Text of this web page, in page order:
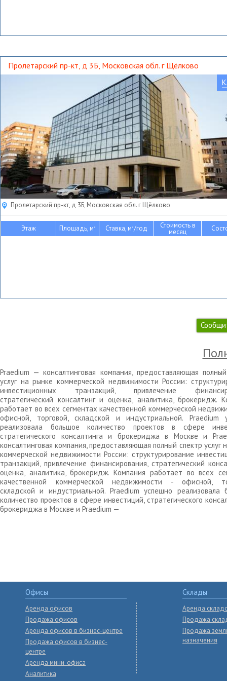
Пролетарский пр-кт, д 3Б, Московская обл. г Щёлково
Пролетарский пр-кт, д 3Б, Московская обл. г Щёлково
Этаж Площадь, м2 Ставка, м2/год Стоимость в
месяц
Praedium — консалтинговая компания, предоставляющая
услуг на рынке коммерческой недвижимости России:
инвестиционных транзакций, привлечение
стратегический консалтинг и оценка, аналитика, брокеридж.
работает во всех сегментах качественной коммерческой
офисной, торговой, складской и индустриальной. Praedium
реализовала большое количество проектов в сфере
стратегического консалтинга и брокериджа в Москве и
консалтинговая компания, предоставляющая полный спектр услуг
коммерческой недвижимости России: структурирование
транзакций, привлечение финансирования, стратегический
оценка, аналитика, брокеридж. Компания работает во всех
качественной коммерческой недвижимости - офисной,
складской и индустриальной. Praedium успешно реализовала
количество проектов в сфере инвестиций, стратегического
брокериджа в Москве и Praedium —
Офисы
Аренда офисов
Продажа офисов
Аренда офисов в бизнес-центре
Продажа офисов в бизнес-
центре
Аренда мини-офиса
Аналитика
Склады
Аренда
Продажа
Продажа
назначения